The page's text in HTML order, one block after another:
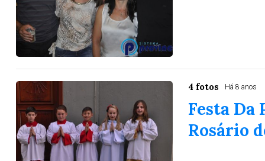
4 fotos Há 8 anos
Festa Da
Rosário